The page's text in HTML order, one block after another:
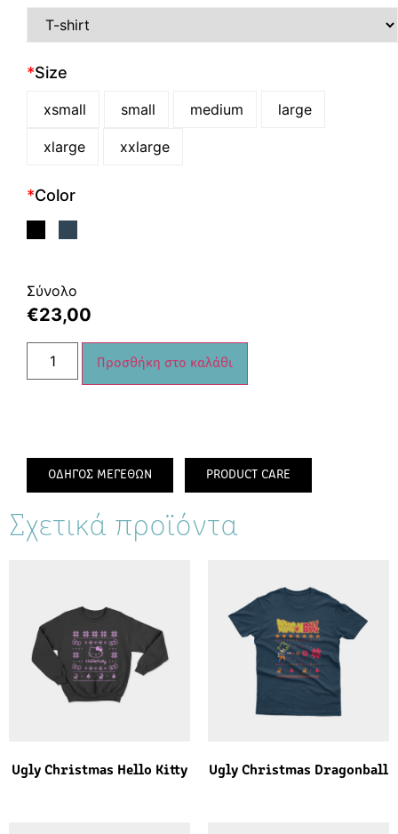
*Size
xsmall small medium large
xlarge xxlarge
*Color
Σύνολο
€23,00
Προσθήκη στο καλάθι
ΟΔΗΓΟΣ ΜΕΓΕΘΩΝ PRODUCT CARE
Σχετικά προϊόντα
Ugly Christmas Hello Kitty Ugly Christmas Dragonball